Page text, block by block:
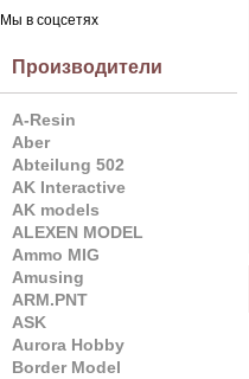
Мы в соцсетях
Производители
A-Resin
Aber
Abteilung 502
AK Interactive
AK models
ALEXEN MODEL
Ammo MIG
Amusing
ARM.PNT
ASK
Aurora Hobby
Border Model